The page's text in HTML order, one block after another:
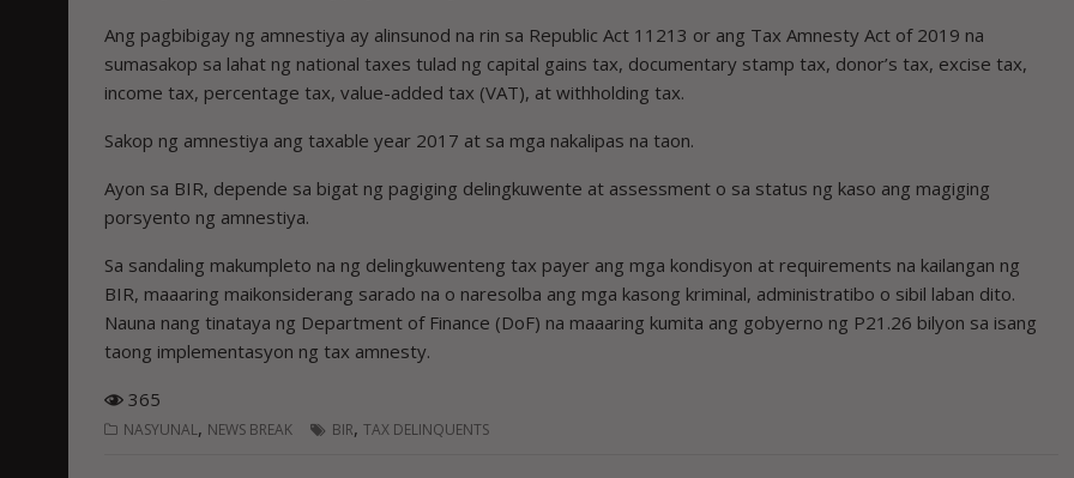
Ang pagbibigay ng amnestiya ay alinsunod na rin sa Republic Act 11213 or ang Tax Amnesty Act of 2019 na
sumasakop sa lahat ng national taxes tulad ng capital gains tax, documentary stamp tax, donor’s tax, excise tax,
income tax, percentage tax, value-added tax (VAT), at withholding tax.
Sakop ng amnestiya ang taxable year 2017 at sa mga nakalipas na taon.
Ayon sa BIR, depende sa bigat ng pagiging delingkuwente at assessment o sa status ng kaso ang magiging
porsyento ng amnestiya.
Sa sandaling makumpleto na ng delingkuwenteng tax payer ang mga kondisyon at requirements na kailangan ng
BIR, maaaring maikonsiderang sarado na o naresolba ang mga kasong kriminal, administratibo o sibil laban dito.
Nauna nang tinataya ng Department of Finance (DoF) na maaaring kumita ang gobyerno ng P21.26 bilyon sa isang
taong implementasyon ng tax amnesty.
365
NASYUNAL, NEWS BREAK BIR, TAX DELINQUENTS